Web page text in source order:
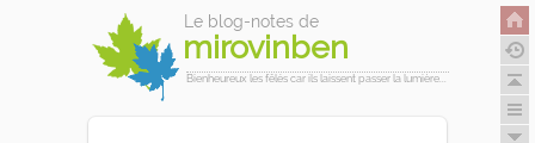
Le blog-notes de
mirovinben
Bienheureux les fêlés car ils laissent passer la lumière...